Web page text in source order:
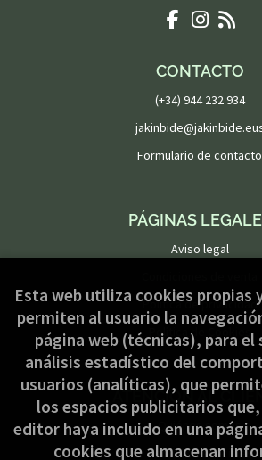
CONTACTO
(+34) 944 232 934
Formulario de contacto
PÁGINAS
Aviso legal
Política de privacidad
Política de Cookies
ATENCIÓN AL
Quiénes somos
Pedidos especiales
Esta web utiliza cookies propias
permiten al usuario la
página web (técnicas), para
análisis estadístico del
usuarios (analíticas), que
los espacios publicitarios
editor haya incluido en una
cookies que almacenan